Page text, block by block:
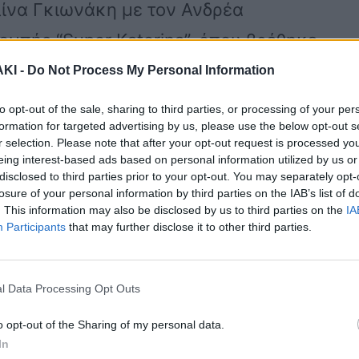
- Do Not Process My Personal Information
opt-out of the sale, sharing to third parties, or processing of your
for targeted advertising by us, please use the below opt-out
selection. Please note that after your opt-out request is processed
interest-based ads based on personal information utilized by us
to third parties prior to your opt-out. You may separately
of your personal information by third parties on the IAB’s list of
This information may also be disclosed by us to third parties on the
Participants that may further disclose it to other third parties.
Data Processing Opt Outs
opt-out of the Sharing of my personal data.
Γκιωνάκη με τον Ανδρέα
“Super Katerina”, όπου βρέθηκε
σε αντιπαράθεση με τον
καθώς, όπως η ίδια
εκφράστηκε απαξιωτικά για τον
του.
πριν τελειώσουμε και πριν φύγω.
γιατί στην εκπομπή όπου
στον πατέρα μου», είπε